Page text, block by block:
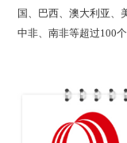
国、巴西、澳大利亚、
中非、南非等超过100个